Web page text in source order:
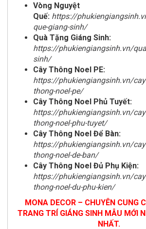
Vòng Nguyệt
Quế: https://
que-giang-sinh/
Quà Tặng Giáng Sinh:
https://phukiengiangsinh.vn/
sinh/
Cây Thông Noel PE:
https://phukiengiangsinh.vn/
thong-noel-pe/
Cây Thông Noel Phủ Tuyết:
https://phukiengiangsinh.vn/
thong-noel-phu-tuyet/
Cây Thông Noel Để Bàn:
https://phukiengiangsinh.vn/
thong-noel-de-ban/
Cây Thông Noel Đủ Phụ Kiện:
https://phukiengiangsinh.vn/
thong-noel-du-phu-kien/
MONA DECOR – CHUYÊN CUNG
TRANG TRÍ GIÁNG SINH MẪU MỚI
NHẤT.